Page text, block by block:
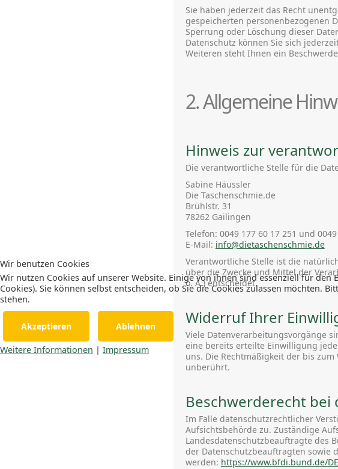
Sie haben jederzeit das Recht
gespeicherten personenbezogenen
Sperrung oder Löschung dieser
Datenschutz können Sie sich
Weiteren steht Ihnen ein
2. Allgemeine
Hinweis zur
Die verantwortliche Stelle für die
Sabine Häussler
Die Taschenschmie.de
Brühlstr. 31
78262 Gailingen
Telefon: 0049 177 60 17 251 und
E-Mail: info@dietaschenschmie.de
Verantwortliche Stelle ist die
über die Zwecke und Mittel der
o. Ä.) entscheidet.
Widerruf Ihrer
Viele Datenverarbeitungsvorgänge
eine bereits erteilte Einwilligung
uns. Die Rechtmäßigkeit der bis
unberührt.
Beschwerderecht
Im Falle datenschutzrechtlicher
Aufsichtsbehörde zu. Zuständige
Landesdatenschutzbeauftragte des
der Datenschutzbeauftragten sowie
werden: https://www.bfdi.bund.de/
Wir benutzen Cookies
Wir nutzen Cookies auf unserer Website. Einige von ihnen sind essenziell für
Cookies). Sie können selbst entscheiden, ob Sie die Cookies zulassen möchten.
stehen.
Akzeptieren Ablehnen
Weitere Informationen | Impressum